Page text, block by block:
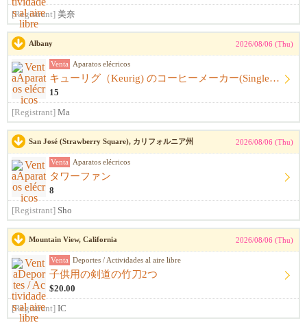
[Registrant] 美奈
Albany 2026/08/06 (Thu)
Venta Aparatos elécricos
キューリグ（Keurig) のコーヒーメーカー(Single Serve Coffee) Maker
15
[Registrant] Ma
San José (Strawberry Square), カリフォルニア州 2026/08/06 (Thu)
Venta Aparatos elécricos
タワーファン
8
[Registrant] Sho
Mountain View, California 2026/08/06 (Thu)
Venta Deportes / Actividades al aire libre
子供用の剣道の竹刀2つ
$20.00
[Registrant] IC